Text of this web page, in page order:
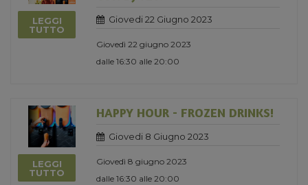
LEGGI
TUTTO
Giovedi 22 Giugno 2023
Giovedì 22 giugno 2023
dalle 16:30 alle 20:00
LEGGI
TUTTO
HAPPY HOUR - FROZEN DRINKS!
Giovedi 8 Giugno 2023
Giovedì 8 giugno 2023
dalle 16:30 alle 20:00